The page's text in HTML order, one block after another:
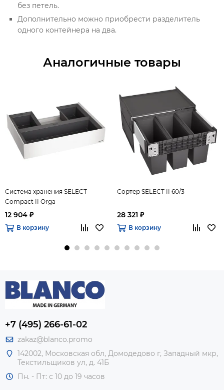
без петель.
Дополнительно можно приобрести разделитель
одного контейнера на два.
Аналогичные товары
Система хранения SELECT
Compact II Orga
12 904 ₽
В корзину
Сортер SELECT II 60/3
28 321 ₽
В корзину
+7 (495) 266-61-02
zakaz@blanco.promo
142002, Московская обл, Домодедово г, Западный мкр,
Текстильщиков ул, д. 41Б
Пн. - Пт: с 10 до 19 часов